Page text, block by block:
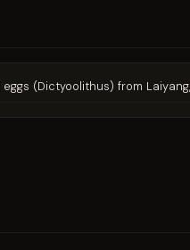
(Dictyoolithus) from